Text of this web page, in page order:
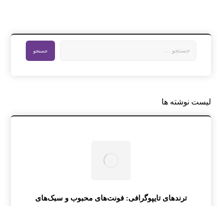
لیست نوشته ها
ترندهای تایپوگرافی: فونت‌های محبوب و سبک‌های